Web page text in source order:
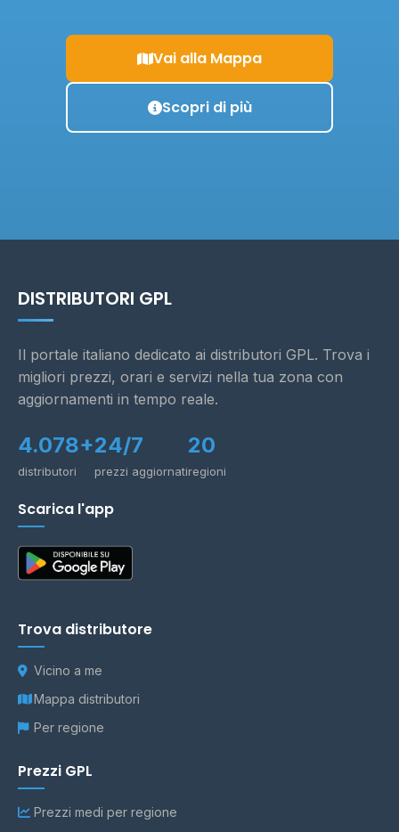
Vai alla Mappa
Scopri di più
DISTRIBUTORI GPL
Il portale italiano dedicato ai distributori GPL. Trova i
migliori prezzi, orari e servizi nella tua zona con
aggiornamenti in tempo reale.
4.078+
distributori
24/7
prezzi aggiornati
20
regioni
Scarica l'app
Trova distributore
Vicino a me
Mappa distributori
Per regione
Prezzi GPL
Prezzi medi per regione